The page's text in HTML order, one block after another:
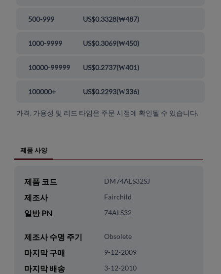
500-999 US$0.3328(₩487)
1000-9999 US$0.3069(₩450)
10000-99999 US$0.2737(₩401)
100000+ US$0.2293(₩336)
가격, 가용성 및 리드 타임은 주문 시점에 확인될 수 있습니다.
제품 사양
제품 코드 DM74ALS32SJ
제조사 Fairchild
일반 PN 74ALS32
제조사 수명 주기 Obsolete
마지막 구매 9-12-2009
마지막 배송 3-12-2010